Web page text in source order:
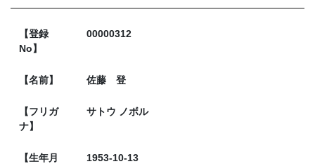
【登録
No】
00000312
【名前】 佐藤 登
【フリガ
ナ】
サトウ ノボル
【生年月
1953-10-13